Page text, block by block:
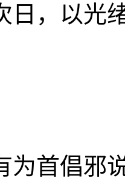
日，以光
首倡邪说